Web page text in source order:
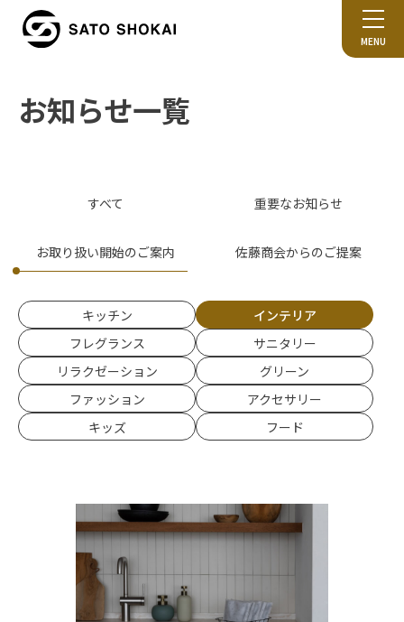
MENU
お知らせ一覧
すべて 重要なお知らせ
お取り扱い開始のご案内 佐藤商会からのご提案
キッチン
インテリア
フレグランス
サニタリー
リラクゼーション
グリーン
ファッション
アクセサリー
キッズ
フード